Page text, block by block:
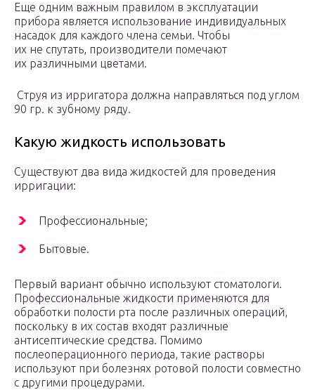
Еще одним важным правилом в эксплуатации
прибора является использование индивидуальных
насадок для каждого члена семьи. Чтобы
их не спутать, производители помечают
их различными цветами.
Струя из ирригатора должна направляться под углом
90 гр. к зубному ряду.
Какую жидкость использовать
Существуют два вида жидкостей для проведения
ирригации:
Профессиональные;
Бытовые.
Первый вариант обычно используют стоматологи.
Профессиональные жидкости применяются для
обработки полости рта после различных операций,
поскольку в их состав входят различные
антисептические средства. Помимо
послеоперационного периода, такие растворы
используют при болезнях ротовой полости совместно
с другими процедурами.